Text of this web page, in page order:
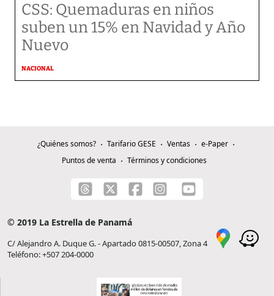
CSS: Quemaduras en niños
suben un 15% en Navidad y Año
Nuevo
NACIONAL
¿Quiénes somos? Tarifario GESE Ventas
e-Paper
Puntos de venta
Términos y condiciones
© 2019 La Estrella de Panamá
C/ Alejandro A. Duque G. - Apartado 0815-00507, Zona 4
Teléfono: +507 204-0000